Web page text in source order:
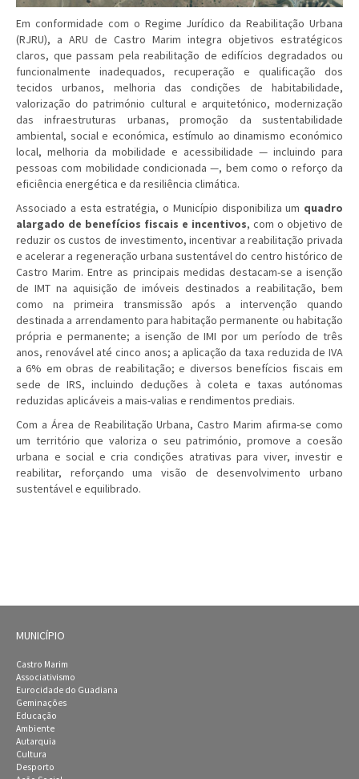
Em conformidade com o Regime Jurídico da Reabilitação Urbana
(RJRU), a ARU de Castro Marim integra objetivos estratégicos
claros, que passam pela reabilitação de edifícios degradados ou
funcionalmente inadequados, recuperação e qualificação dos
tecidos urbanos, melhoria das condições de habitabilidade,
valorização do património cultural e arquitetónico, modernização
das infraestruturas urbanas, promoção da sustentabilidade
ambiental, social e económica, estímulo ao dinamismo económico
local, melhoria da mobilidade e acessibilidade — incluindo para
pessoas com mobilidade condicionada —, bem como o reforço da
eficiência energética e da resiliência climática.
Associado a esta estratégia, o Município disponibiliza um quadro
alargado de benefícios fiscais e incentivos, com o objetivo de
reduzir os custos de investimento, incentivar a reabilitação privada
e acelerar a regeneração urbana sustentável do centro histórico de
Castro Marim. Entre as principais medidas destacam-se a isenção
de IMT na aquisição de imóveis destinados a reabilitação, bem
como na primeira transmissão após a intervenção quando
destinada a arrendamento para habitação permanente ou habitação
própria e permanente; a isenção de IMI por um período de três
anos, renovável até cinco anos; a aplicação da taxa reduzida de IVA
a 6% em obras de reabilitação; e diversos benefícios fiscais em
sede de IRS, incluindo deduções à coleta e taxas autónomas
reduzidas aplicáveis a mais-valias e rendimentos prediais.
Com a Área de Reabilitação Urbana, Castro Marim afirma-se como
um território que valoriza o seu património, promove a coesão
urbana e social e cria condições atrativas para viver, investir e
reabilitar, reforçando uma visão de desenvolvimento urbano
sustentável e equilibrado.
MUNICÍPIO
Castro Marim
Associativismo
Eurocidade do Guadiana
Geminações
Educação
Ambiente
Autarquia
Cultura
Desporto